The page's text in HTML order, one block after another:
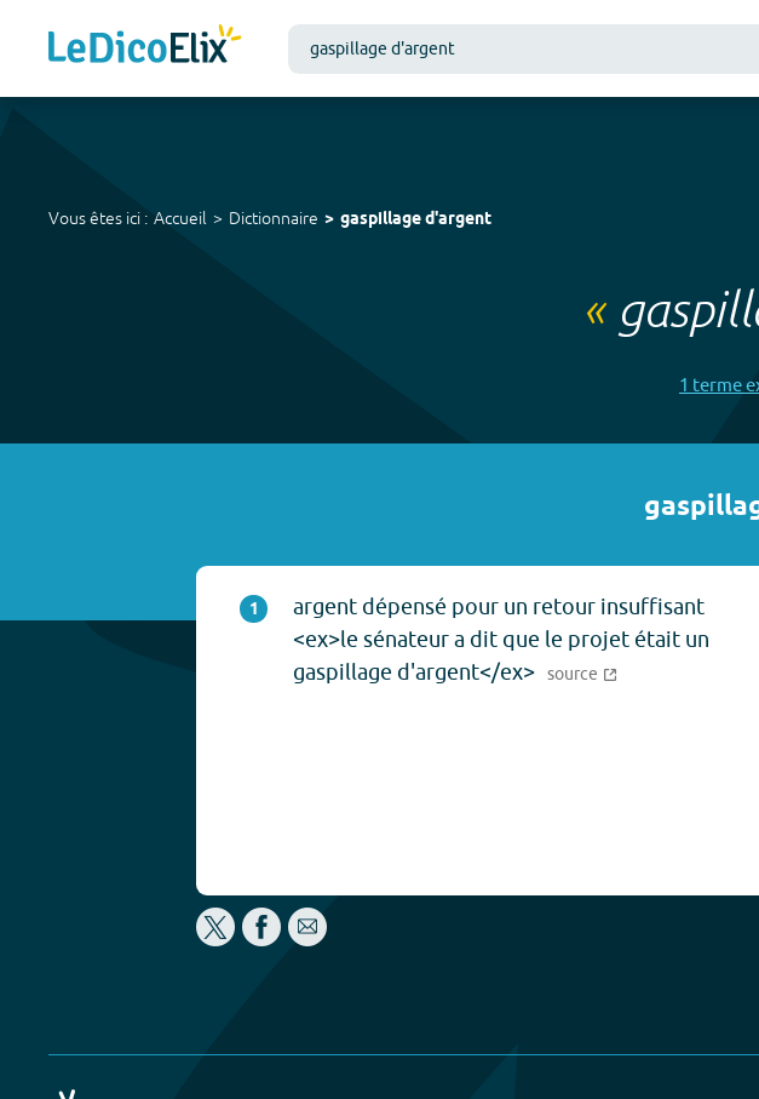
Vous êtes ici : Accueil Dictionnaire gaspillage d'argent
«
1 terme
1
argent dépensé pour un retour insuffisant
<ex>le sénateur a dit que le projet était un
gaspillage d'argent</ex> source